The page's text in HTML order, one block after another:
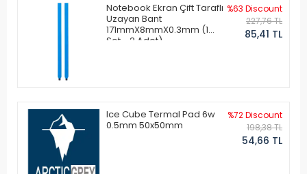
Notebook Ekran Çift Taraflı
Uzayan Bant
171mmX8mmX0.3mm (1
Set - 2 Adet)
%63 Discount
227,76 TL
85,41 TL
Ice Cube Termal Pad 6w
0.5mm 50x50mm
%72 Discount
198,38 TL
54,66 TL